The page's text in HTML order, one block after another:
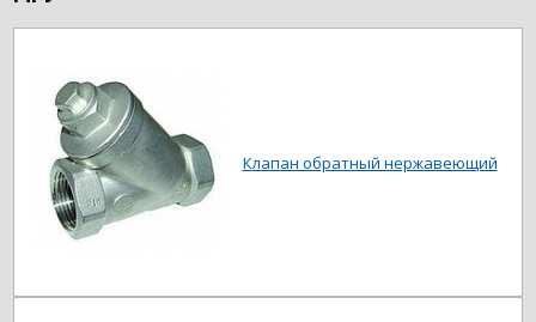
Клапан обратный нержавеющий